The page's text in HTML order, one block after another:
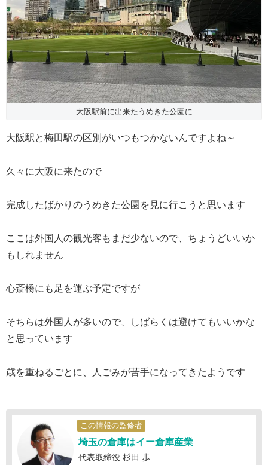
大阪駅前に出来たうめきた公園に
大阪駅と梅田駅の区別がいつもつかないんですよね～
久々に大阪に来たので
完成したばかりのうめきた公園を見に行こうと思います
ここは外国人の観光客もまだ少ないので、ちょうどいいか
もしれません
心斎橋にも足を運ぶ予定ですが
そちらは外国人が多いので、しばらくは避けてもいいかな
と思っています
歳を重ねるごとに、人ごみが苦手になってきたようです
この情報の監修者
埼玉の倉庫はイー倉庫産業
代表取締役 杉田 歩